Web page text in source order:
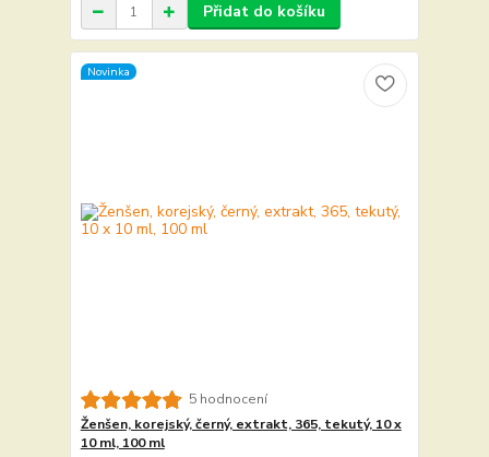
Přidat do košíku
Novinka
5 hodnocení
Ženšen, korejský, černý, extrakt, 365, tekutý, 10 x
10 ml, 100 ml